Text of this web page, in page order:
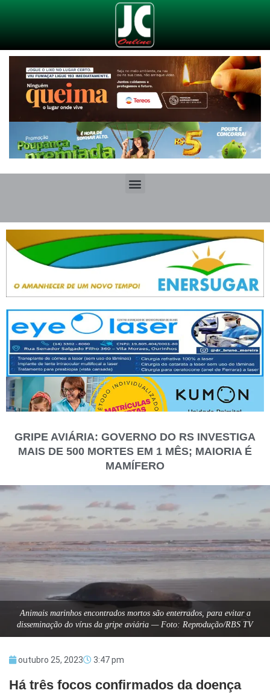
GRIPE AVIÁRIA: GOVERNO DO RS INVESTIGA
MAIS DE 500 MORTES EM 1 MÊS; MAIORIA É
MAMÍFERO
Animais marinhos encontrados mortos são enterrados, para evitar a
disseminação do vírus da gripe aviária — Foto: Reprodução/RBS TV
outubro 25, 2023 3:47 pm
Há três focos confirmados da doença